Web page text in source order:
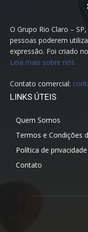
O Grupo Rio Claro –
pessoas poderem
expressão. Foi criado
Leia mais sobre nós
Contato comercial:
LINKS ÚTEIS
Quem Somos
Termos e Condições
Política de privacidade
Contato